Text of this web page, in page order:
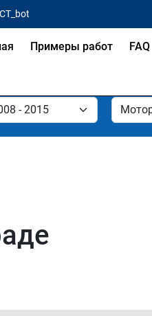
Примеры работ FAQ